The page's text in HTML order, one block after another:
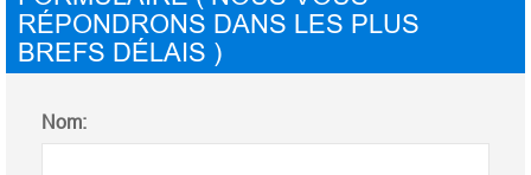
RÉPONDRONS DANS LES PLUS
BREFS DÉLAIS )
Nom: